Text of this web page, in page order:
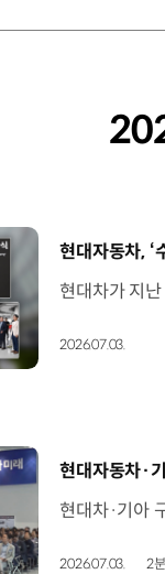
[동영상]
현대자동차, ‘
2026.07.03.
[동영상]
현대자동차·
2026.07.03. 2